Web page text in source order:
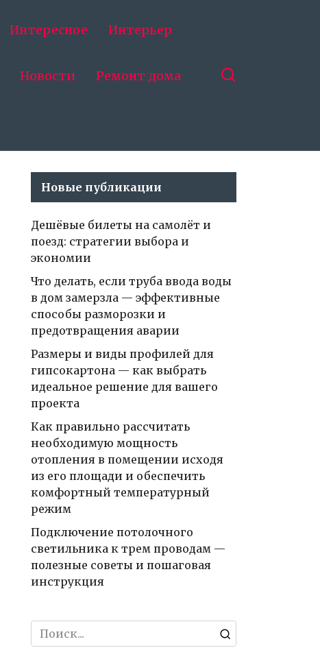
Интересное Интерьер
Новости Ремонт дома
Новые публикации
Дешёвые билеты на самолёт и
поезд: стратегии выбора и
экономии
Что делать, если труба ввода воды
в дом замерзла — эффективные
способы разморозки и
предотвращения аварии
Размеры и виды профилей для
гипсокартона — как выбрать
идеальное решение для вашего
проекта
Как правильно рассчитать
необходимую мощность
отопления в помещении исходя
из его площади и обеспечить
комфортный температурный
режим
Подключение потолочного
светильника к трем проводам —
полезные советы и пошаговая
инструкция
Search
for: